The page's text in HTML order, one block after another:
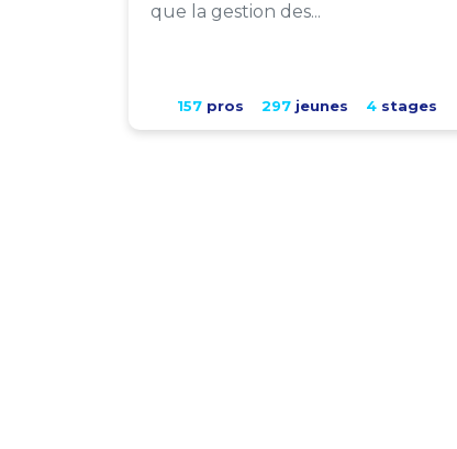
que la gestion des...
157pros 297jeunes 4stages